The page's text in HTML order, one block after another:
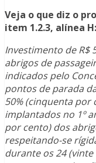
Veja o que diz o
item 1.2.3, alínea H:
Investimento de R$
abrigos de
indicados pelo
pontos de parada
50% (cinquenta por
implantados no 1º
por cento) dos
respeitando-se
durante os 24